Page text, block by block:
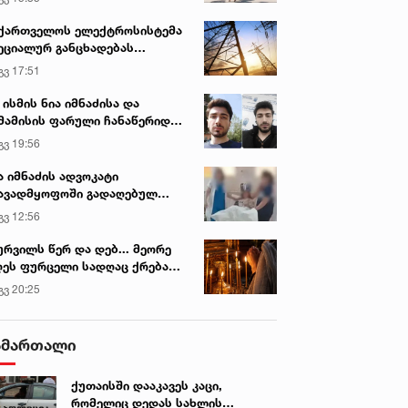
ელექტროსისტემა
განცხადებას
17:51
ნია იმნაძისა და
ფარული ჩანაწერიდან
ავალიანის მკვლელობის
19:56
იმნაძის ადვოკატი
გადაღებულ
ავრცელებს
12:56
წერ და დებ... მეორე
ფურცელი სადღაც ქრება
სურვილი სრულდება...“ -
ტაძარი შიდა
20:25
ქუთაისში დააკავეს კაცი,
რომელიც დედას სახლის